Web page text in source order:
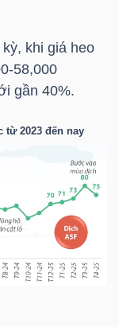
khi giá heo
58,000
gần 40%.
từ 2023 đến nay